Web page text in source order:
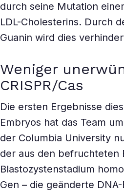
durch seine Mutation
LDL-Cholesterins. Durch
Guanin wird dies
Weniger
CRISPR/Cas
Die ersten Ergebnisse
Embryos hat das Team
der Columbia University
der aus den befruchteten
Blastozystenstadium
Gen – die geänderte